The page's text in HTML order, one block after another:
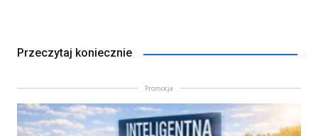
Przeczytaj koniecznie
Promocja